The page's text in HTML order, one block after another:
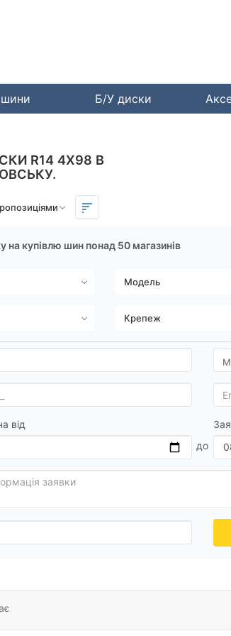
Б/У диски
R14 4X98 В
на купівлю шин понад 50 магазинів
від